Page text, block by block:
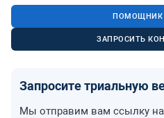
ПОМОЩНИК
ЗАПРОСИТЬ
Запросите триальную
Мы отправим вам ссылку